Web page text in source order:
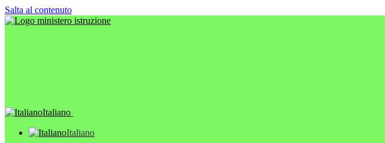
Salta al contenuto
Italiano
Italiano